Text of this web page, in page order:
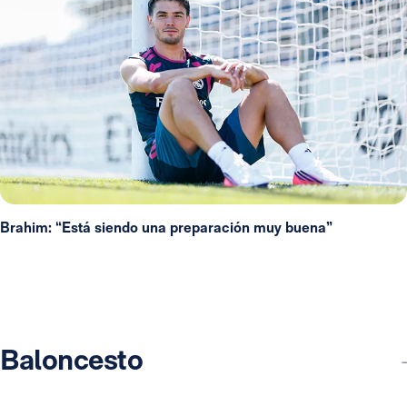
Brahim: “Está siendo una preparación muy buena”
Baloncesto